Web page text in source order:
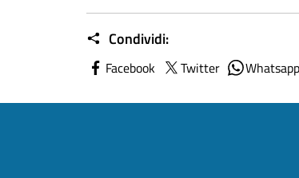
Condividi:
Facebook Twitter Whatsapp